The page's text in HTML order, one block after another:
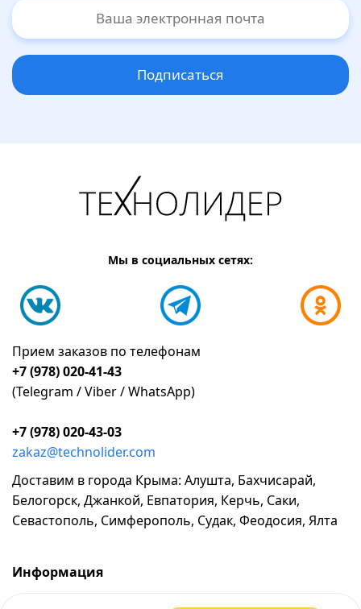
Подписаться
Мы в социальных сетях:
Прием заказов по телефонам
+7 (978) 020-41-43
(Telegram / Viber / WhatsApp)
+7 (978) 020-43-03
zakaz@technolider.com
Доставим в города Крыма: Алушта, Бахчисарай,
Белогорск, Джанкой, Евпатория, Керчь, Саки,
Севастополь, Симферополь, Судак, Феодосия, Ялта
Информация